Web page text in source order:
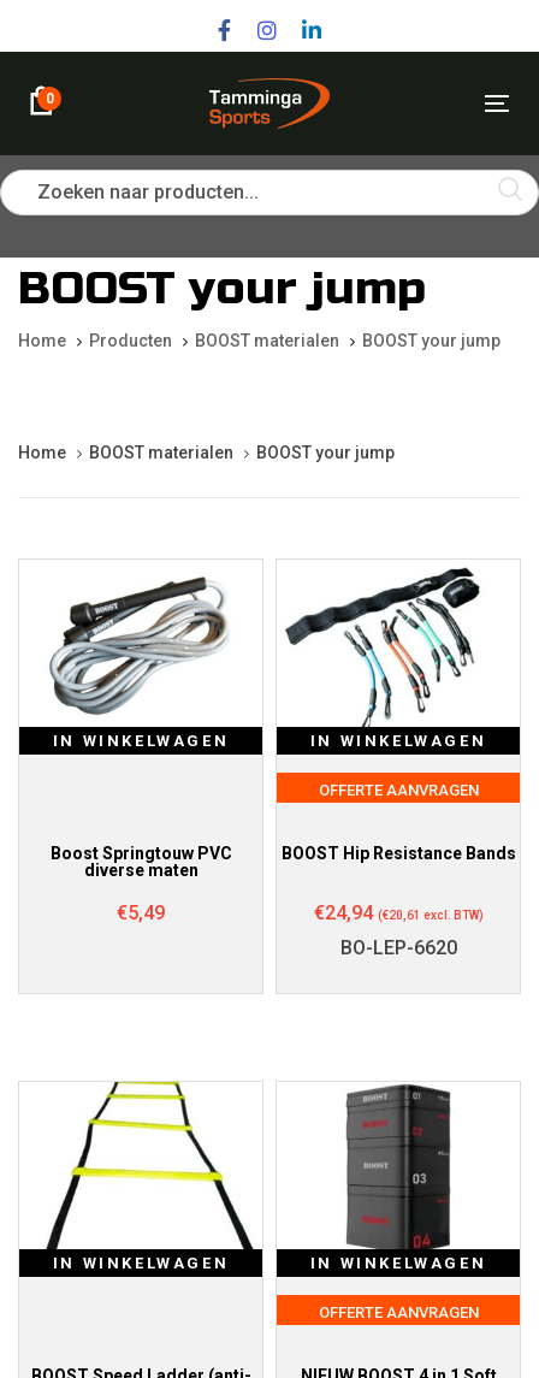
navigation
content
0
Zoeken naar producten...
BOOST your jump
Home Producten BOOST materialen BOOST your jump
Home BOOST materialen BOOST your jump
IN WINKELWAGEN
Boost Springtouw PVC
diverse maten
€5,49
IN WINKELWAGEN
OFFERTE AANVRAGEN
BOOST Hip Resistance Bands
€24,94 (€20,61 excl. BTW)
BO-LEP-6620
IN WINKELWAGEN IN WINKELWAGEN
OFFERTE AANVRAGEN